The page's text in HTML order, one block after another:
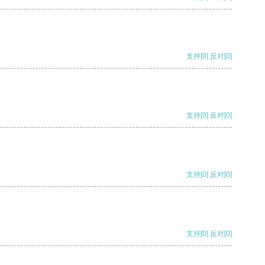
支持[0] 反对[0]
支持[0] 反对[0]
支持[0] 反对[0]
支持[0] 反对[0]